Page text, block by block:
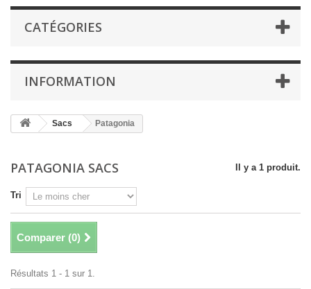
CATÉGORIES
INFORMATION
Sacs Patagonia
PATAGONIA SACS Il y a 1 produit.
Tri
Comparer (0)
Résultats 1 - 1 sur 1.